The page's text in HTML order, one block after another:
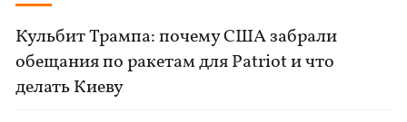
Кульбит Трампа: почему США забрали
обещания по ракетам для Patriot и что
делать Киеву